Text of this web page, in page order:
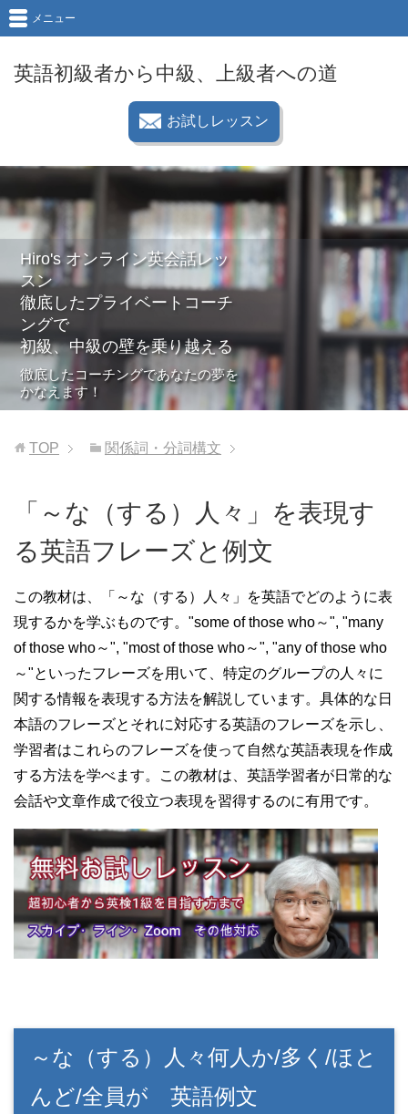
英語初級者から中級、上級者への道
お試しレッスン
メニュー
Hiro's オンライン英会話レッ
スン
徹底したプライベートコーチ
ングで
初級、中級の壁を乗り越える
徹底したコーチングであなたの夢を
かなえます！
TOP 関係詞・分詞構文
「～な（する）人々」を表現す
る英語フレーズと例文
この教材は、「～な（する）人々」を英語でどのように表
現するかを学ぶものです。"some of those who～", "many
of those who～", "most of those who～", "any of those who
～"といったフレーズを用いて、特定のグループの人々に
関する情報を表現する方法を解説しています。具体的な日
本語のフレーズとそれに対応する英語のフレーズを示し、
学習者はこれらのフレーズを使って自然な英語表現を作成
する方法を学べます。この教材は、英語学習者が日常的な
会話や文章作成で役立つ表現を習得するのに有用です。
～な（する）人々何人か/多く/ほと
んど/全員が 英語例文